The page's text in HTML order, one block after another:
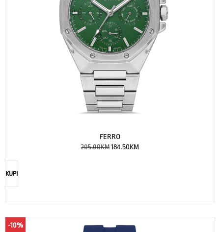
FERRO
205.00KM184.50KM
KUPI
-10%